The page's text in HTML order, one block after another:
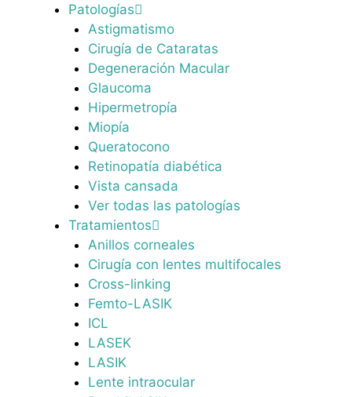
Patologías
Astigmatismo
Cirugía de Cataratas
Degeneración Macular
Glaucoma
Hipermetropía
Miopía
Queratocono
Retinopatía diabética
Vista cansada
Ver todas las patologías
Tratamientos
Anillos corneales
Cirugía con lentes multifocales
Cross-linking
Femto-LASIK
ICL
LASEK
LASIK
Lente intraocular